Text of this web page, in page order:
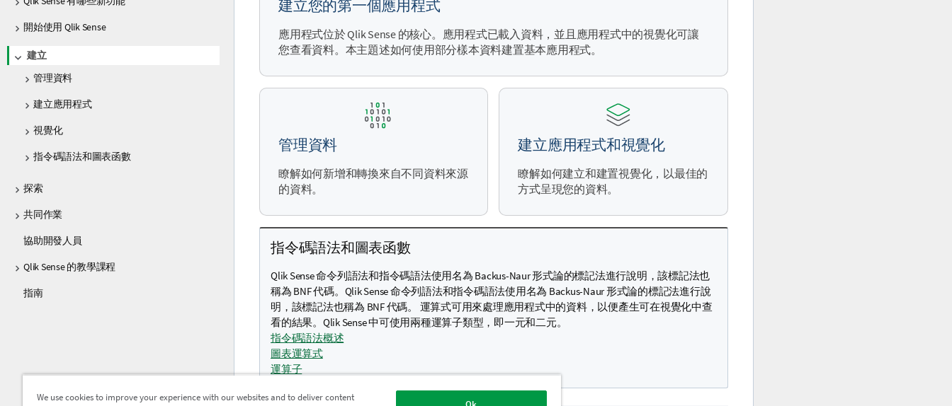
開始使用 Qlik Sense
建立
管理資料
建立應用程式
視覺化
指令碼語法和圖表函數
探索
共同作業
協助開發人員
Qlik Sense 的教學課程
指南
建立您的第一個應用程式
應用程式位於Qlik Sense的核心。應用程式已載入資料，並且應用程式中的視覺化可讓
您查看資料。本主題述如何使用部分樣本資料建置基本應用程式。
管理資料
瞭解如何新增和轉換來自不同資料來源
的資料。
建立應用程式和視覺化
瞭解如何建立和建置視覺化，以最佳的
方式呈現您的資料。
指令碼語法和圖表函數
Qlik Sense 命令列語法和指令碼語法使用名為 Backus-Naur 形式論的標記法進行說明，該標記法也
稱為 BNF 代碼。Qlik Sense 命令列語法和指令碼語法使用名為 Backus-Naur 形式論的標記法進行說
明，該標記法也稱為 BNF 代碼。 運算式可用來處理應用程式中的資料，以便產生可在視覺化中查
看的結果。 Qlik Sense中可使用兩種運算子類型，即一元和二元。
指令碼語法概述
圖表運算式
運算子
We use cookies to improve your experience with our websites and to deliver content